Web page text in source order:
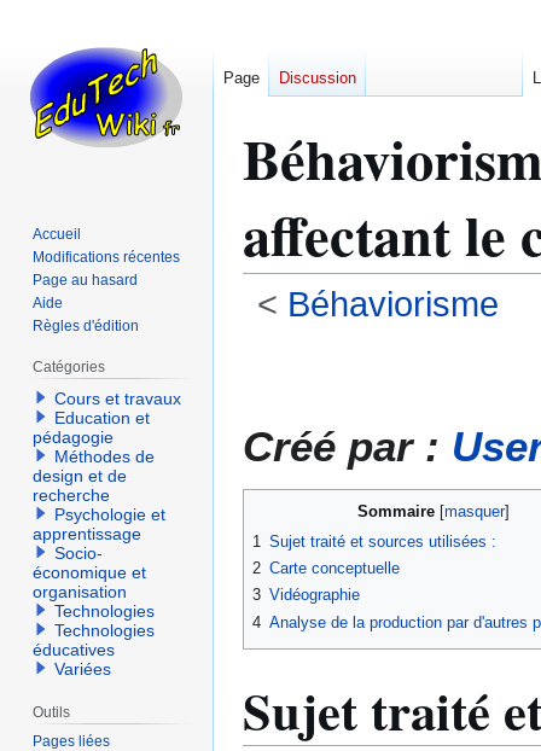
affectant le
< Béhaviorisme
navigation
recherche
Créé par :
Sommaire
1 Sujet traité et sources utilisées :
2 Carte conceptuelle
3 Vidéographie
4 Analyse de la production par d'autres
Sujet traité
Page Discussion
Accueil
Modifications récentes
Page au hasard
Aide
Règles d'édition
Catégories
Cours et travaux
Education et
pédagogie
Méthodes de
design et de
recherche
Psychologie et
apprentissage
Socio-
économique et
organisation
Technologies
Technologies
éducatives
Variées
Outils
Pages liées